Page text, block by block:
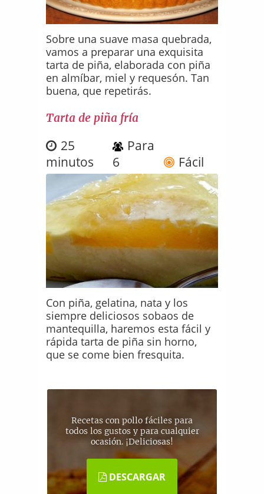
Sobre una suave masa quebrada,
vamos a preparar una exquisita
tarta de piña, elaborada con piña
en almíbar, miel y requesón. Tan
buena, que repetirás.
Tarta de piña fría
25
minutos
Para
6
Fácil
Con piña, gelatina, nata y los
siempre deliciosos sobaos de
mantequilla, haremos esta fácil y
rápida tarta de piña sin horno,
que se come bien fresquita.
Recetas con pollo fáciles para
todos los gustos y para cualquier
ocasión. ¡Deliciosas!
DESCARGAR